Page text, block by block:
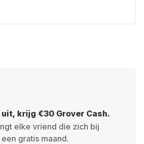
krijg €30 Grover Cash.
elke vriend die zich bij
gratis maand.